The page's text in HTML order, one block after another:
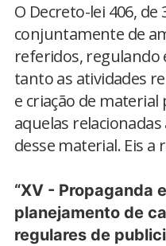
O Decreto-lei 406,
conjuntamente de
referidos,
tanto as atividades
e criação de
aquelas
desse material. Eis a
“XV - Propaganda
planejamento de
regulares de